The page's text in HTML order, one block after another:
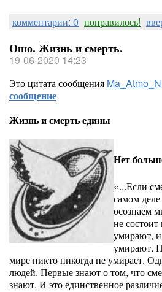
комментарии: 0 понравилось!
Ошо. Жизнь и смерть.
19-06-2020 14:23
Это цитата сообщения
сообщение
Жизнь и смерть едины
Нет
«...Если
самом
осознаем
не
умирают,
умирают.
мире никто никогда не умирает.
людей. Первые знают о том, что
знают. И это единственное